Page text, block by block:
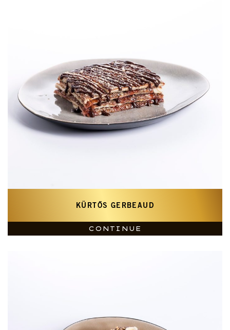
KÜRTŐS GERBEAUD
CONTINUE